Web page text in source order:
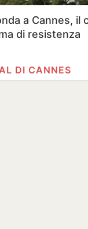
a Cannes, il
di resistenza
DI CANNES